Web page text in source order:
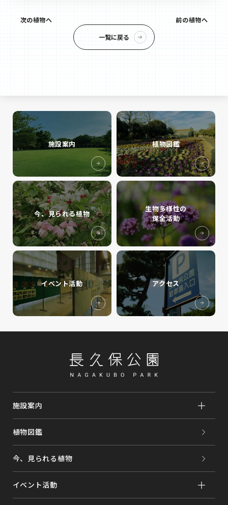
次の植物へ
一覧に戻る
前の植物へ
施設案内 植物図鑑
今、見られる植物
生物多様性の
保全活動
イベント活動 アクセス
施設案内
植物図鑑
今、見られる植物
イベント活動